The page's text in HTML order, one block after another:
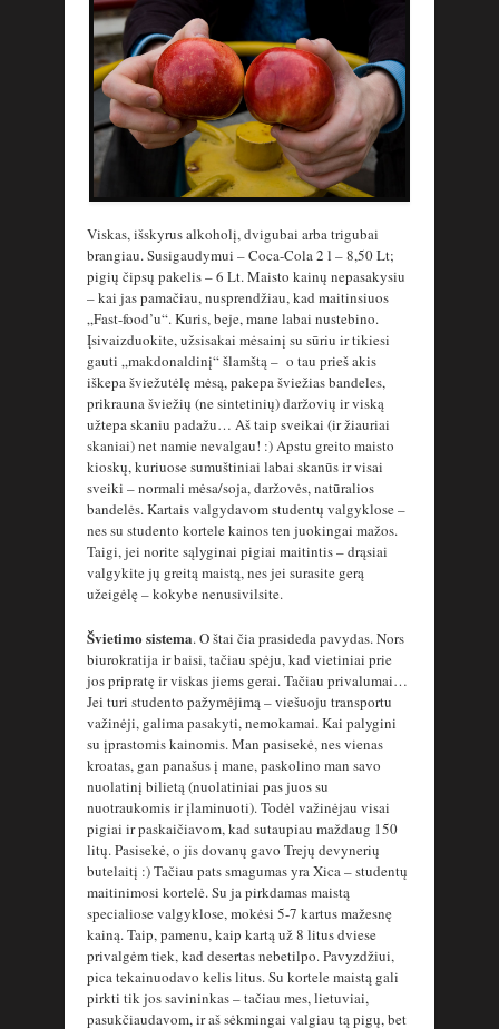
Viskas, išskyrus alkoholį, dvigubai arba trigubai
brangiau. Susigaudymui – Coca-Cola 2 l – 8,50 Lt;
pigių čipsų pakelis – 6 Lt. Maisto kainų nepasakysiu
– kai jas pamačiau, nusprendžiau, kad maitinsiuos
„Fast-food’u“. Kuris, beje, mane labai nustebino.
Įsivaizduokite, užsisakai mėsainį su sūriu ir tikiesi
gauti „makdonaldinį“ šlamštą – o tau prieš akis
iškepa šviežutėlę mėsą, pakepa šviežias bandeles,
prikrauna šviežių (ne sintetinių) daržovių ir viską
užtepa skaniu padažu… Aš taip sveikai (ir žiauriai
skaniai) net namie nevalgau! :) Apstu greito maisto
kioskų, kuriuose sumuštiniai labai skanūs ir visai
sveiki – normali mėsa/soja, daržovės, natūralios
bandelės. Kartais valgydavom studentų valgyklose –
nes su studento kortele kainos ten juokingai mažos.
Taigi, jei norite sąlyginai pigiai maitintis – drąsiai
valgykite jų greitą maistą, nes jei surasite gerą
užeigėlę – kokybe nenusivilsite.
Švietimo sistema. O štai čia prasideda pavydas. Nors
biurokratija ir baisi, tačiau spėju, kad vietiniai prie
jos pripratę ir viskas jiems gerai. Tačiau privalumai…
Jei turi studento pažymėjimą – viešuoju transportu
važinėji, galima pasakyti, nemokamai. Kai palygini
su įprastomis kainomis. Man pasisekė, nes vienas
kroatas, gan panašus į mane, paskolino man savo
nuolatinį bilietą (nuolatiniai pas juos su
nuotraukomis ir įlaminuoti). Todėl važinėjau visai
pigiai ir paskaičiavom, kad sutaupiau maždaug 150
litų. Pasisekė, o jis dovanų gavo Trejų devynerių
butelaitį :) Tačiau pats smagumas yra Xica – studentų
maitinimosi kortelė. Su ja pirkdamas maistą
specialiose valgyklose, mokėsi 5-7 kartus mažesnę
kainą. Taip, pamenu, kaip kartą už 8 litus dviese
privalgėm tiek, kad desertas nebetilpo. Pavyzdžiui,
pica tekainuodavo kelis litus. Su kortele maistą gali
pirkti tik jos savininkas – tačiau mes, lietuviai,
pasukčiaudavom, ir aš sėkmingai valgiau tą pigų, bet